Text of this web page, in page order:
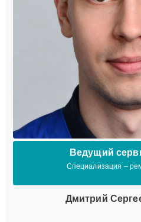
Ведущий
Специализация –
Дмитрий